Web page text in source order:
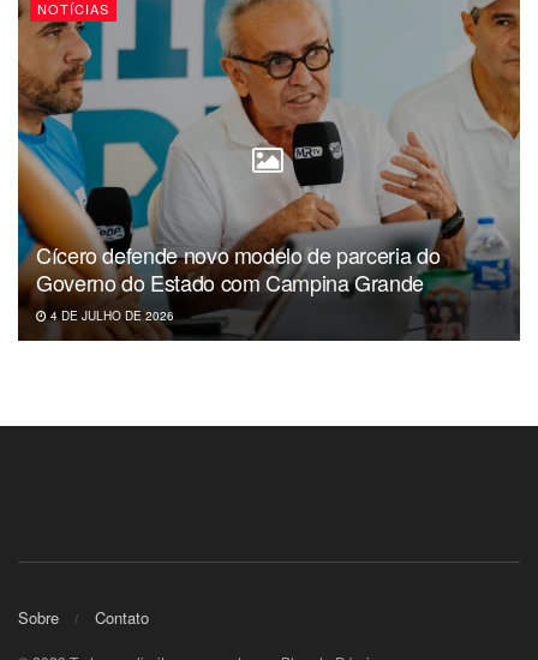
NOTÍCIAS
Cícero defende novo modelo de parceria do
Governo do Estado com Campina Grande
4 DE JULHO DE 2026
Sobre Contato